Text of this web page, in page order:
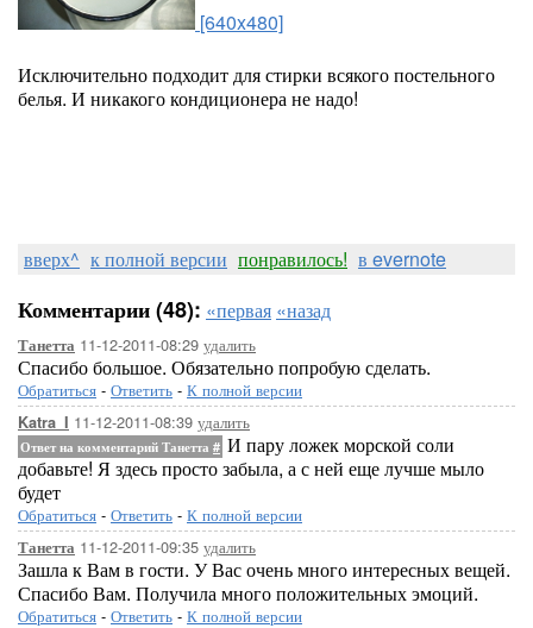
[640x480]
Исключительно подходит для стирки всякого постельного
белья. И никакого кондиционера не надо!
вверх^ к полной версии понравилось! в evernote
Комментарии (48): «первая «назад
Танетта 11-12-2011-08:29 удалить
Спасибо большое. Обязательно попробую сделать.
Обратиться - Ответить - К полной версии
Katra_I 11-12-2011-08:39 удалить
Ответ на комментарий Танетта # И пару ложек морской соли
добавьте! Я здесь просто забыла, а с ней еще лучше мыло
будет
Обратиться - Ответить - К полной версии
Танетта 11-12-2011-09:35 удалить
Зашла к Вам в гости. У Вас очень много интересных вещей.
Спасибо Вам. Получила много положительных эмоций.
Обратиться - Ответить - К полной версии